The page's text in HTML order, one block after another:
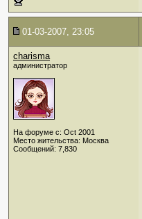
01-03-2007, 23:05
charisma
администратор
На форуме с: Oct 2001
Место жительства: Москва
Сообщений: 7,830